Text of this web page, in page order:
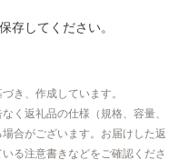
存してください。
き、作成しています。
く返礼品の仕様（規格、容量、
合がございます。お届けした返
る注意書きなどをご確認くださ